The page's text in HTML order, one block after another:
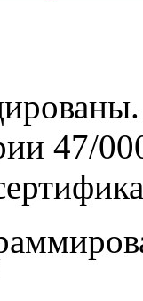
47/